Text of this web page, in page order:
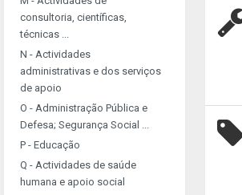
consultoria, científicas,
técnicas ...
N - Actividades
administrativas e dos serviços
de apoio
O - Administração Pública e
Defesa; Segurança Social ...
P - Educação
Q - Actividades de saúde
humana e apoio social